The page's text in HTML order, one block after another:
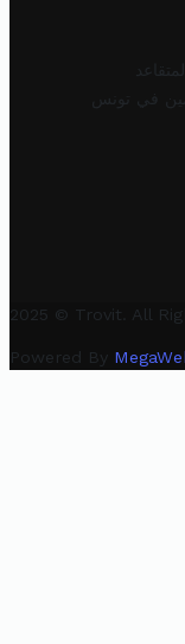
في تونس
2025 © Trovit. All
Powered By